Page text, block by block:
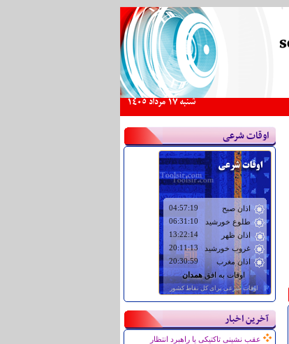
شنبه 17 مرداد 1405
اوقات شرعی
آخرین اخبار
عقب نشینی تاکتیکی یا راهبرد انتظار